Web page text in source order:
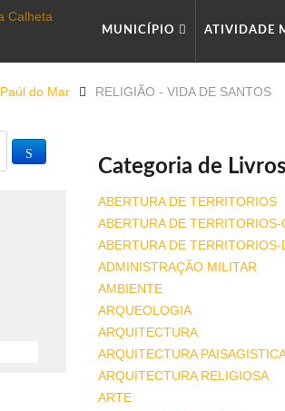
MUNICÍPIO ATIVIDADE
Paúl do Mar RELIGIÃO - VIDA DE SANTOS
Categoria de
ABERTURA DE TERRITORIOS
ABERTURA DE
ABERTURA DE
ADMINISTRAÇÃO MILITAR
AMBIENTE
ARQUEOLOGIA
ARQUITECTURA
ARQUITECTURA
ARQUITECTURA RELIGIOSA
ARTE